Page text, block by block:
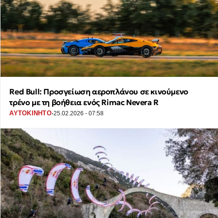
Red Bull: Προσγείωση αεροπλάνου σε κινούμενο
τρένο με τη βοήθεια ενός Rimac Nevera R
ΑΥΤΟΚΙΝΗΤΟ·25.02.2026 - 07:58